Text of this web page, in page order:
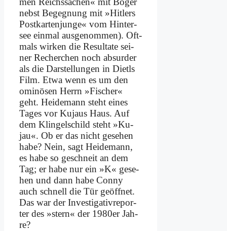
nebst Be­geg­nung mit »Hit­lers
Post­kar­ten­jun­ge« vom Hin­ter­
see ein­mal aus­ge­nom­men). Oft­
mals wir­ken die Re­sul­ta­te sei­
ner Re­cher­chen noch ab­sur­der
als die Dar­stel­lun­gen in Dietls
Film. Et­wa wenn es um den
omi­nö­sen Herrn »Fi­scher«
geht. Hei­de­mann steht ei­nes
Ta­ges vor Ku­jaus Haus. Auf
dem Klin­gel­schild steht »Ku­
jau«. Ob er das nicht ge­se­hen
ha­be? Nein, sagt Hei­de­mann,
es ha­be so ge­schneit an dem
Tag; er ha­be nur ein »K« ge­se­
hen und dann ha­be Con­ny
auch schnell die Tür ge­öff­net.
Das war der In­ve­sti­ga­tiv­re­por­
ter des »stern« der 1980er Jah­
re?